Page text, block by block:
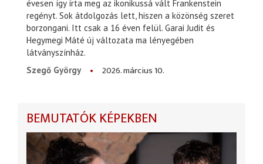
évesen így írta meg az ikonikussá vált Frankenstein
regényt. Sok átdolgozás lett, hiszen a közönség szeret
borzongani. Itt csak a 16 éven felül. Garai Judit és
Hegymegi Máté új változata ma lényegében
látványszínház.
Szegő György
2026. március 10.
BEMUTATÓK KÉPEKBEN